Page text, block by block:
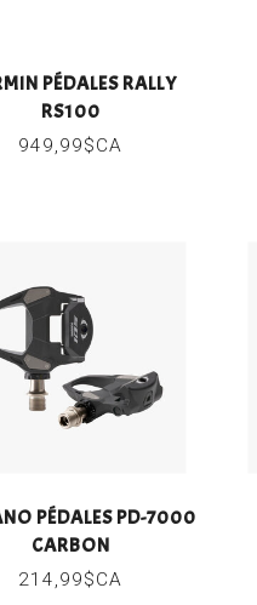
PÉDALES RALLY
RS100
949,99$CA
PÉDALES PD-7000
CARBON
214,99$CA